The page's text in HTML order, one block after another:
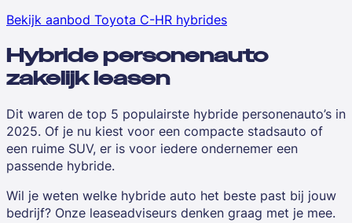
Bekijk aanbod Toyota C-HR hybrides
Hybride personenauto
zakelijk leasen
Dit waren de top 5 populairste hybride personenauto’s in
2025. Of je nu kiest voor een compacte stadsauto of
een ruime SUV, er is voor iedere ondernemer een
passende hybride.
Wil je weten welke hybride auto het beste past bij jouw
bedrijf? Onze leaseadviseurs denken graag met je mee.